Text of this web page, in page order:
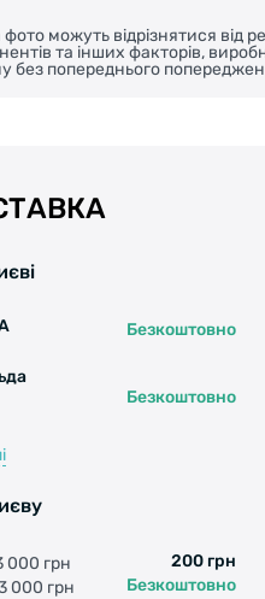
фото можуть відрізнятися
та інших факторів,
без попереднього
Безкоштовно
Безкоштовно
000 грн
200 грн
000 грн
Безкоштовно